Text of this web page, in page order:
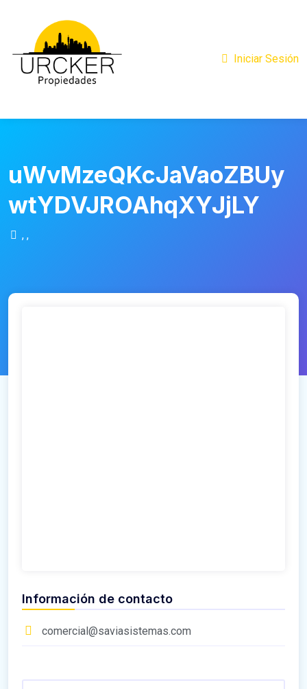
Iniciar Sesión
uWvMzeQKcJaVaoZBUy
wtYDVJROAhqXYJjLY
, ,
Información de contacto
comercial@saviasistemas.com